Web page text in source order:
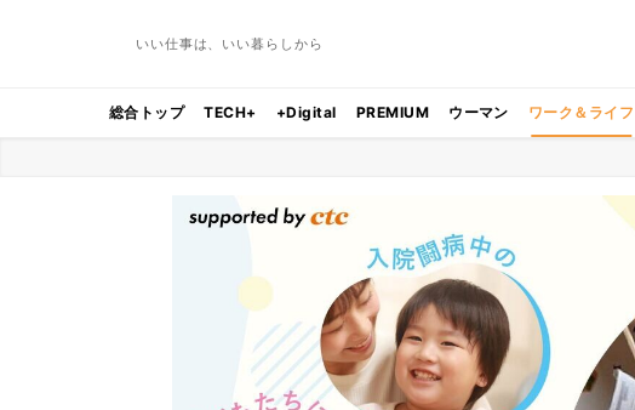
いい仕事は、いい暮らしから
総合トップ TECH+ +Digital PREMIUM ウーマン ワーク＆ライフ